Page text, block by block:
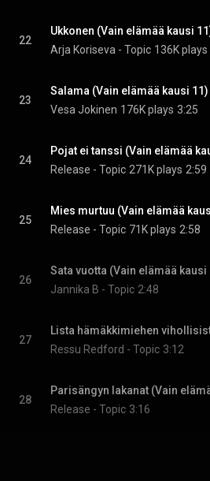
22
Ukkonen (Vain elämää kausi
Arja Koriseva - Topic 136K plays
23
Salama (Vain elämää kausi 11)
Vesa Jokinen 176K plays 3:25
24
Pojat ei tanssi (Vain elämää
Release - Topic 271K plays 2:59
25
Mies murtuu (Vain elämää
Release - Topic 71K plays 2:58
26
Sata vuotta (Vain elämää kausi
Jannika B - Topic 2:48
27
Ressu Redford - Topic 3:12
28
Parisängyn lakanat (Vain
Release - Topic 3:16